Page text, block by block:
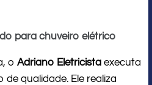
para chuveiro elétrico
o Adriano Eletricista executa
qualidade. Ele realiza